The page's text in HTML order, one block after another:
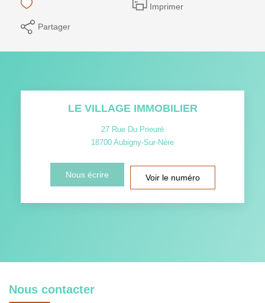
Imprimer
Partager
LE VILLAGE IMMOBILIER
27 Rue Du Prieuré
18700 Aubigny-Sur-Nère
Nous écrire Voir le numéro
Nous contacter